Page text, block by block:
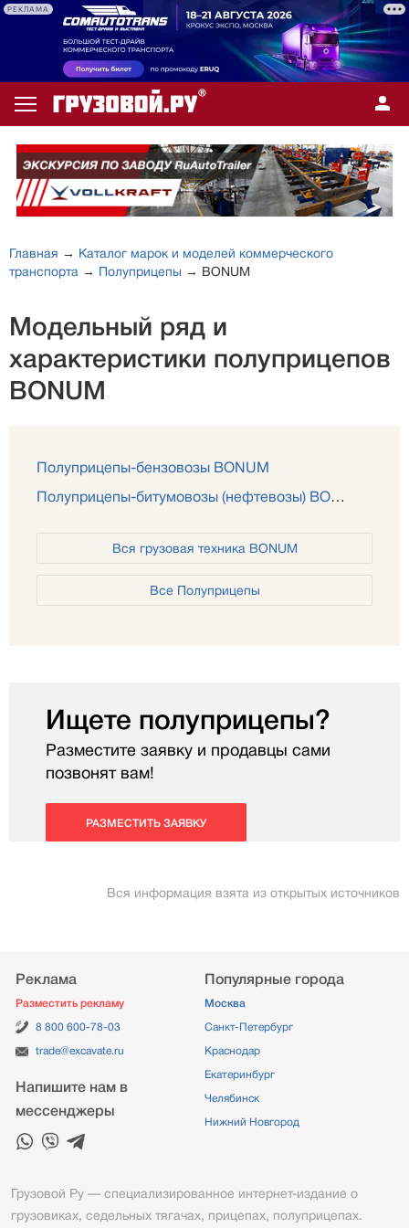
РЕКЛАМА
Главная → Каталог марок и моделей коммерческого
транспорта → Полуприцепы → BONUM
Модельный ряд и
характеристики полуприцепов
BONUM
Полуприцепы-бензовозы BONUM
Полуприцепы-битумовозы (нефтевозы) BONUM
Вся грузовая техника BONUM
Все Полуприцепы
Ищете полуприцепы?
Разместите заявку и продавцы сами
позвонят вам!
РАЗМЕСТИТЬ ЗАЯВКУ
Вся информация взята из открытых источников
Реклама
Разместить рекламу
8 800 600-78-03
trade@excavate.ru
Напишите нам в
мессенджеры
Популярные города
Москва
Санкт-Петербург
Краснодар
Екатеринбург
Челябинск
Нижний Новгород
Грузовой Ру — специализированное интернет-издание о
грузовиках, седельных тягачах, прицепах, полуприцепах.